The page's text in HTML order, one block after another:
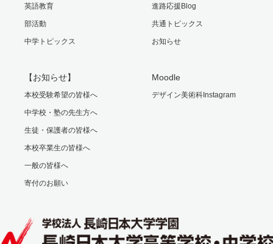
英語教育
部活動
中学トピックス
進路応援Blog
共通トピックス
お知らせ
【お知らせ】
本校受験希望の皆様へ
中学校・塾の先生方へ
生徒・保護者の皆様へ
本校卒業生の皆様へ
一般の皆様へ
寄付のお願い
Moodle
デザイン美術科Instagram